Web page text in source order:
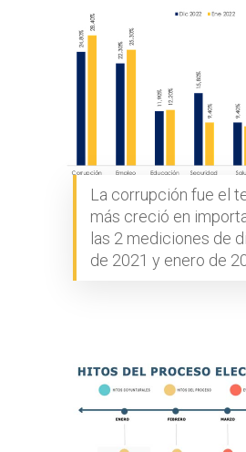
La corrupción fue el
más creció en
las 2 mediciones de
de 2021 y enero de